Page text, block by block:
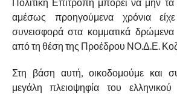
Πολιτική Επιτροπή μπορεί να μην
αμέσως προηγούμενα χρόνια είχε
συνεισφορά στα κομματικά
από τη θέση της Προέδρου ΝΟ.Δ.Ε.
Στη βάση αυτή, οικοδομούμε και
μεγάλη πλειοψηφία του